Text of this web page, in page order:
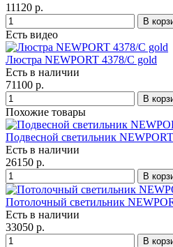
11120 р.
В
Есть видео
Люстра NEWPORT 4378/C gold
Есть в наличии
71100 р.
В
Похожие товары
Подвесной светильник
Есть в наличии
26150 р.
В
Потолочный светильник
Есть в наличии
33050 р.
В